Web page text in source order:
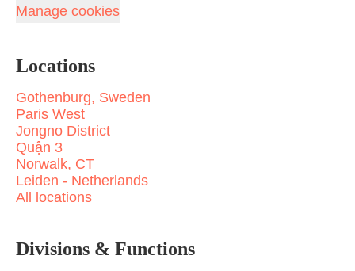
Manage cookies
Locations
Gothenburg, Sweden
Paris West
Jongno District
Quận 3
Norwalk, CT
Leiden - Netherlands
All locations
Divisions & Functions